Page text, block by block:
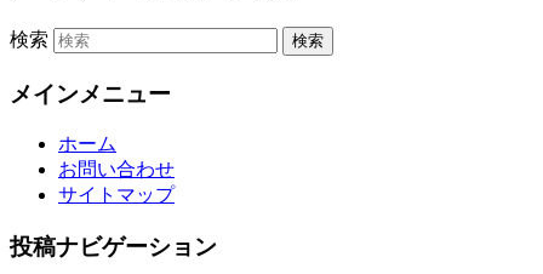
検索
メインメニュー
ホーム
お問い合わせ
サイトマップ
投稿ナビゲーション